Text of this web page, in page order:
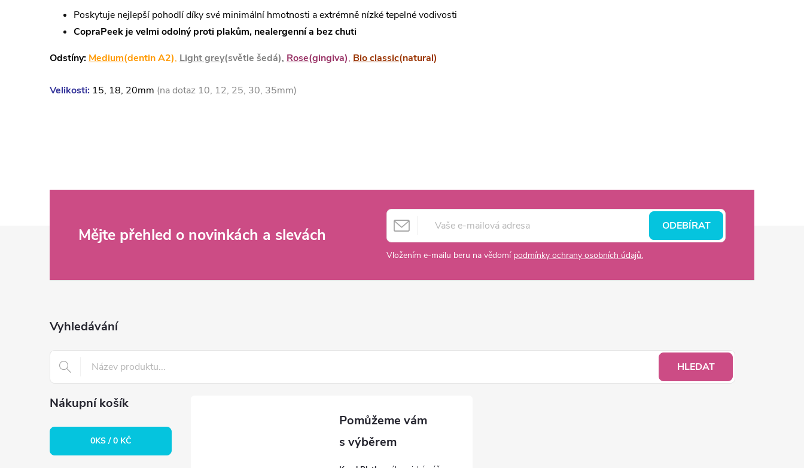
Poskytuje nejlepší pohodlí díky své minimální hmotnosti a extrémně nízké tepelné vodivosti
CopraPeek je velmi odolný proti plakům, nealergenní a bez chuti
Odstíny: Medium(dentin A2), Light grey(světle šedá), Rose(gingiva), Bio classic(natural)
Velikosti: 15, 18, 20mm (na dotaz 10, 12, 25, 30, 35mm)
Mějte přehled o novinkách a slevách
Vložením e-mailu beru na vědomí podmínky ochrany osobních údajů.
ODEBÍRAT
Vyhledávání
HLEDAT
Nákupní košík
0KS /0 KČ